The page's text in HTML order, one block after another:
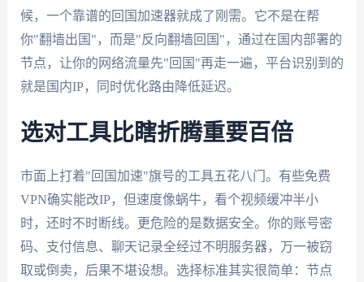
候，一个靠谱的回国加速器就成了刚需。它不是在帮
你"翻墙出国"，而是"反向翻墙回国"，通过在国内部署的
节点，让你的网络流量先"回国"再走一遍，平台识别到的
就是国内IP，同时优化路由降低延迟。
选对工具比瞎折腾重要百倍
市面上打着"回国加速"旗号的工具五花八门。有些免费
VPN确实能改IP，但速度像蜗牛，看个视频缓冲半小
时，还时不时断线。更危险的是数据安全。你的账号密
码、支付信息、聊天记录全经过不明服务器，万一被窃
取或倒卖，后果不堪设想。选择标准其实很简单：节点